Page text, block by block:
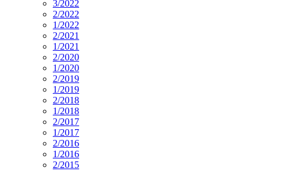
3/2022
2/2022
1/2022
2/2021
1/2021
2/2020
1/2020
2/2019
1/2019
2/2018
1/2018
2/2017
1/2017
2/2016
1/2016
2/2015